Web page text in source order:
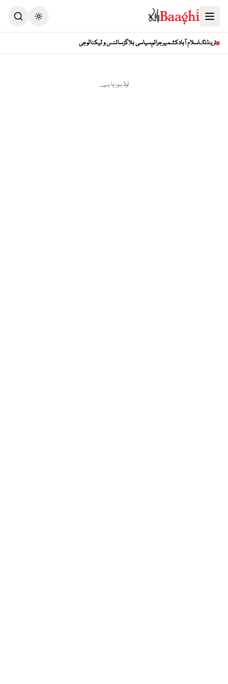
Toggle theme
ٹرینڈنگاسلام آبادکشمیرجرائمسیاسی بلاگزسائنس و ٹیکنالوجی
لوڈ ہو رہا ہے...